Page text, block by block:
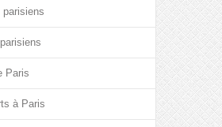
parisiens
Paris
à Paris